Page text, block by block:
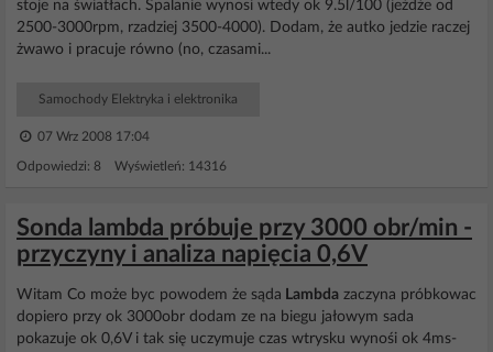
stoje na światłach. Spalanie wynosi wtedy ok 9.5l/100 (jeżdże od
2500-3000rpm, rzadziej 3500-4000). Dodam, że autko jedzie raczej
żwawo i pracuje równo (no, czasami...
Samochody Elektryka i elektronika
07 Wrz 2008 17:04
Odpowiedzi: 8 Wyświetleń: 14316
Sonda lambda próbuje przy 3000 obr/min -
przyczyny i analiza napięcia 0,6V
Witam Co może byc powodem że sąda Lambda zaczyna próbkowac
dopiero przy ok 3000obr dodam ze na biegu jałowym sada
pokazuje ok 0,6V i tak się uczymuje czas wtrysku wynośi ok 4ms-